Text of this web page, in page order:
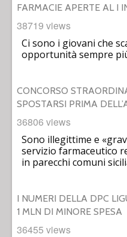
FARMACIE APERTE AL I
38719 views
Ci sono i giovani che
opportunità sempre
CONCORSO
SPOSTARSI PRIMA
36806 views
Sono illegittime e
servizio farmaceutico
in parecchi comuni
I NUMERI DELLA DPC
1 MLN DI MINORE SPESA
36455 views